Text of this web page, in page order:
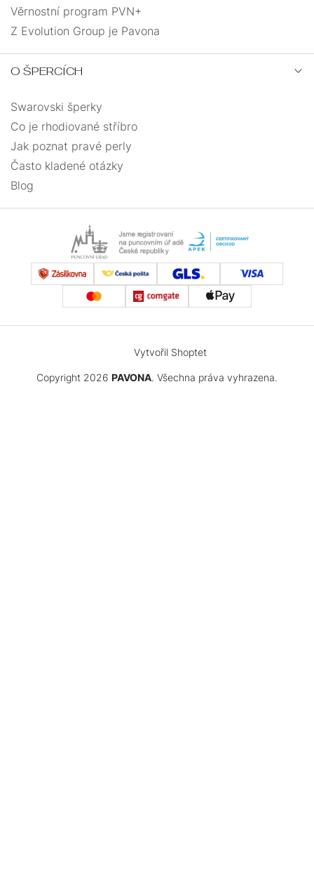
Věrnostní program PVN+
Z Evolution Group je Pavona
O ŠPERCÍCH
Swarovski šperky
Co je rhodiované stříbro
Jak poznat pravé perly
Často kladené otázky
Blog
Vytvořil Shoptet
Copyright 2026 PAVONA. Všechna práva vyhrazena.